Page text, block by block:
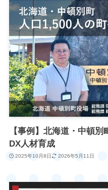
【事例】北海道・中頓
DX人材育成
2025年10月8日 2026年5月11日